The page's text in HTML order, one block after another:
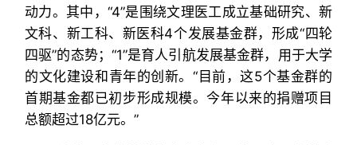
动力。其中，“4”是围绕文理医工成立基础研究、新
文科、新工科、新医科4个发展基金群，形成“四轮
四驱”的态势；“1”是育人引航发展基金群，用于大学
的文化建设和青年的创新。“目前，这5个基金群的
首期基金都已初步形成规模。今年以来的捐赠项目
总额超过18亿元。”